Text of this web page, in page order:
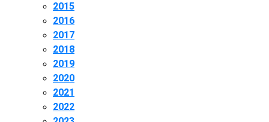
2015
2016
2017
2018
2019
2020
2021
2022